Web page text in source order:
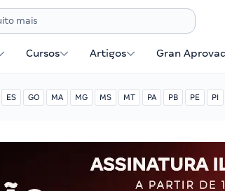
Cursos Artigos Gran
ES GO MA MG MS MT PA PB PE PI